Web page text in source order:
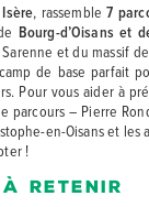
, rassemble7
Bourg-d’Oisans et
et du massif
de base parfait
Pour vous aider à
parcours – Pierre
en-Oisans et
!
à retenir